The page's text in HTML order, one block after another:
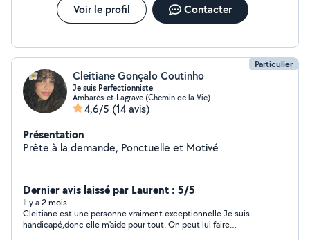
Voir le profil Contacter
Particulier
Cleitiane Gonçalo Coutinho
Je suis Perfectionniste
Ambarès-et-Lagrave (Chemin de la Vie)
4,6/5 (14 avis)
Présentation
Prête à la demande, Ponctuelle et Motivé
Dernier avis laissé par Laurent : 5/5
Il y a 2 mois
Cleitiane est une personne vraiment exceptionnelle.Je suis
handicapé,donc elle m'aide pour tout. On peut lui faire